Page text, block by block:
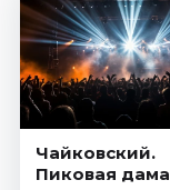
Январь 2027
Стендап
Август 2026
Сентябрь 2026
Октябрь 2026
Ноябрь 2026
Чайковский.
Пиковая дама